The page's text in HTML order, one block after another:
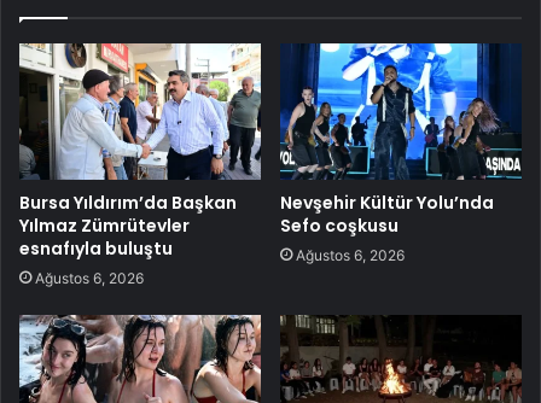
Bursa Yıldırım’da Başkan
Yılmaz Zümrütevler
esnafıyla buluştu
Ağustos 6, 2026
Nevşehir Kültür Yolu’nda
Sefo coşkusu
Ağustos 6, 2026